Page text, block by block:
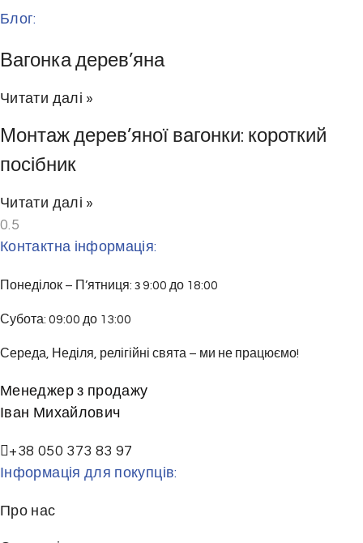
Блог:
Вагонка дерев’яна
Читати далі »
Монтаж дерев’яної вагонки: короткий
посібник
Читати далі »
Контактна інформація:
Понеділок – П’ятниця: з 9:00 до 18:00
Субота: 09:00 до 13:00
Середа, Неділя, релігійні свята – ми не працюємо!
Менеджер з продажу
Іван Михайлович
+38 050 373 83 97
Інформація для покупців:
Про нас